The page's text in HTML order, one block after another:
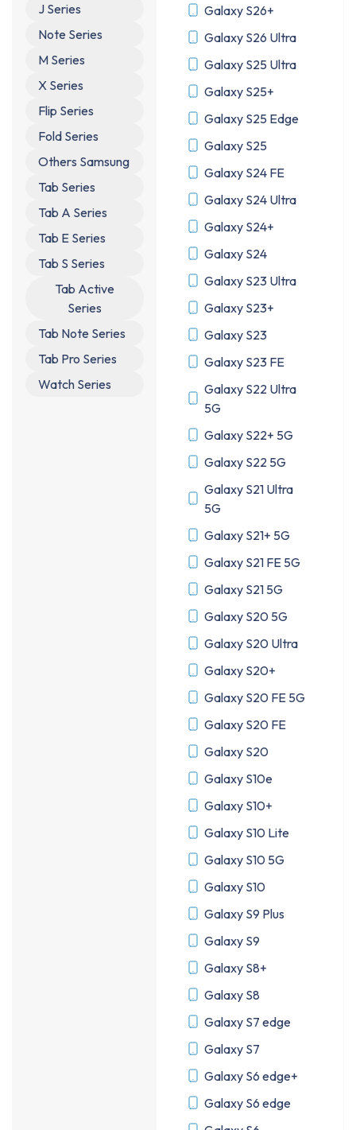
J Series
Note Series
M Series
X Series
Flip Series
Fold Series
Others Samsung
Tab Series
Tab A Series
Tab E Series
Tab S Series
Tab Active
Series
Tab Note Series
Tab Pro Series
Watch Series
Galaxy S26+
Galaxy S26 Ultra
Galaxy S25 Ultra
Galaxy S25+
Galaxy S25 Edge
Galaxy S25
Galaxy S24 FE
Galaxy S24 Ultra
Galaxy S24+
Galaxy S24
Galaxy S23 Ultra
Galaxy S23+
Galaxy S23
Galaxy S23 FE
Galaxy S22 Ultra
5G
Galaxy S22+ 5G
Galaxy S22 5G
Galaxy S21 Ultra
5G
Galaxy S21+ 5G
Galaxy S21 FE 5G
Galaxy S21 5G
Galaxy S20 5G
Galaxy S20 Ultra
Galaxy S20+
Galaxy S20 FE 5G
Galaxy S20 FE
Galaxy S20
Galaxy S10e
Galaxy S10+
Galaxy S10 Lite
Galaxy S10 5G
Galaxy S10
Galaxy S9 Plus
Galaxy S9
Galaxy S8+
Galaxy S8
Galaxy S7 edge
Galaxy S7
Galaxy S6 edge+
Galaxy S6 edge